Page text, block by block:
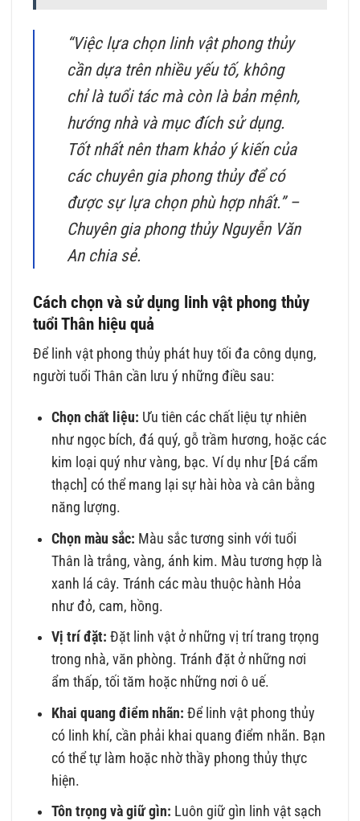
“Việc lựa chọn linh vật phong thủy
cần dựa trên nhiều yếu tố, không
chỉ là tuổi tác mà còn là bản mệnh,
hướng nhà và mục đích sử dụng.
Tốt nhất nên tham khảo ý kiến của
các chuyên gia phong thủy để có
được sự lựa chọn phù hợp nhất.” –
Chuyên gia phong thủy Nguyễn Văn
An chia sẻ.
Cách chọn và sử dụng linh vật phong thủy
tuổi Thân hiệu quả
Để linh vật phong thủy phát huy tối đa công dụng,
người tuổi Thân cần lưu ý những điều sau:
Chọn chất liệu: Ưu tiên các chất liệu tự nhiên
như ngọc bích, đá quý, gỗ trầm hương, hoặc các
kim loại quý như vàng, bạc. Ví dụ như [Đá cẩm
thạch] có thể mang lại sự hài hòa và cân bằng
năng lượng.
Chọn màu sắc: Màu sắc tương sinh với tuổi
Thân là trắng, vàng, ánh kim. Màu tương hợp là
xanh lá cây. Tránh các màu thuộc hành Hỏa
như đỏ, cam, hồng.
Vị trí đặt: Đặt linh vật ở những vị trí trang trọng
trong nhà, văn phòng. Tránh đặt ở những nơi
ẩm thấp, tối tăm hoặc những nơi ô uế.
Khai quang điểm nhãn: Để linh vật phong thủy
có linh khí, cần phải khai quang điểm nhãn. Bạn
có thể tự làm hoặc nhờ thầy phong thủy thực
hiện.
Tôn trọng và giữ gìn: Luôn giữ gìn linh vật sạch